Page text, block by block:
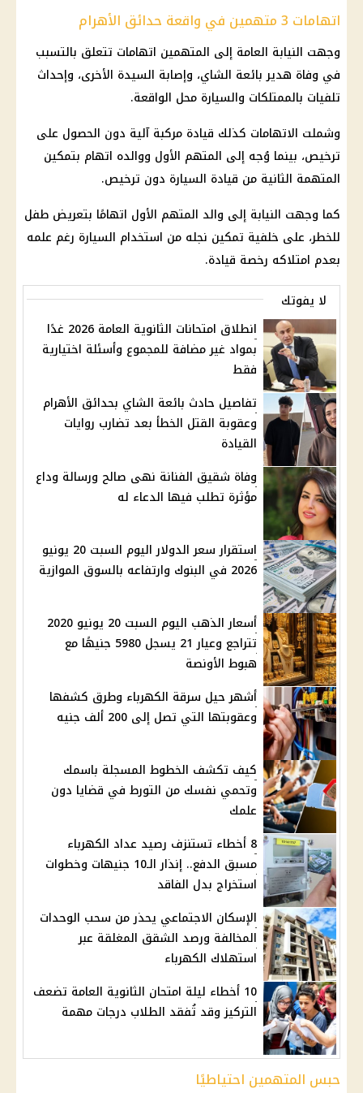
اتهامات 3 متهمين في واقعة حدائق الأهرام
وجهت النيابة العامة إلى المتهمين اتهامات تتعلق بالتسبب
في وفاة هدير بائعة الشاي، وإصابة السيدة الأخرى، وإحداث
تلفيات بالممتلكات والسيارة محل الواقعة.
وشملت الاتهامات كذلك قيادة مركبة آلية دون الحصول على
ترخيص، بينما وُجه إلى المتهم الأول ووالده اتهام بتمكين
المتهمة الثانية من قيادة السيارة دون ترخيص.
كما وجهت النيابة إلى والد المتهم الأول اتهامًا بتعريض طفل
للخطر، على خلفية تمكين نجله من استخدام السيارة رغم علمه
بعدم امتلاكه رخصة قيادة.
لا يفوتك
انطلاق امتحانات الثانوية العامة 2026 غدًا
بمواد غير مضافة للمجموع وأسئلة اختيارية
فقط
تفاصيل حادث بائعة الشاي بحدائق الأهرام
وعقوبة القتل الخطأ بعد تضارب روايات
القيادة
وفاة شقيق الفنانة نهى صالح ورسالة وداع
مؤثرة تطلب فيها الدعاء له
استقرار سعر الدولار اليوم السبت 20 يونيو
2026 في البنوك وارتفاعه بالسوق الموازية
أسعار الذهب اليوم السبت 20 يونيو 2020
تتراجع وعيار 21 يسجل 5980 جنيهًا مع
هبوط الأونصة
أشهر حيل سرقة الكهرباء وطرق كشفها
وعقوبتها التي تصل إلى 200 ألف جنيه
كيف تكشف الخطوط المسجلة باسمك
وتحمي نفسك من التورط في قضايا دون
علمك
8 أخطاء تستنزف رصيد عداد الكهرباء
مسبق الدفع.. إنذار الـ10 جنيهات وخطوات
استخراج بدل الفاقد
الإسكان الاجتماعي يحذر من سحب الوحدات
المخالفة ورصد الشقق المغلقة عبر
استهلاك الكهرباء
10 أخطاء ليلة امتحان الثانوية العامة تضعف
التركيز وقد تُفقد الطلاب درجات مهمة
حبس المتهمين احتياطيًا